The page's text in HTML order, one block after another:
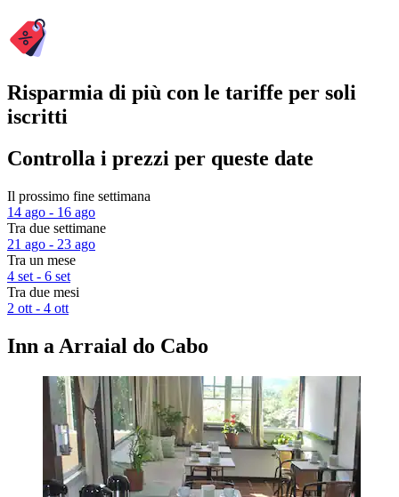
Risparmia di più con le tariffe per soli
iscritti
Controlla i prezzi per queste date
Il prossimo fine settimana
14 ago - 16 ago
Tra due settimane
21 ago - 23 ago
Tra un mese
4 set - 6 set
Tra due mesi
2 ott - 4 ott
Inn a Arraial do Cabo